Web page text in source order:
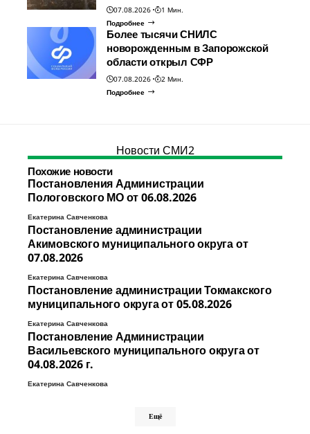
07.08.2026
1 Мин.
Подробнее
Более тысячи СНИЛС
новорожденным в Запорожской
области открыл СФР
07.08.2026
2 Мин.
Подробнее
Новости СМИ2
Похожие новости
Постановления Администрации
Пологовского МО от 06.08.2026
Екатерина Савченкова
Постановление администрации
Акимовского муниципального округа от
07.08.2026
Екатерина Савченкова
Постановление администрации Токмакского
муниципального округа от 05.08.2026
Екатерина Савченкова
Постановление Администрации
Васильевского муниципального округа от
04.08.2026 г.
Екатерина Савченкова
Ещё